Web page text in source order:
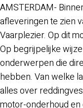
AMSTERDAM-
afleveringen te zien
Vaarplezier. Op dit
Op begrijpelijke
onderwerpen die
hebben. Van welke
alles over
motor-onderhoud